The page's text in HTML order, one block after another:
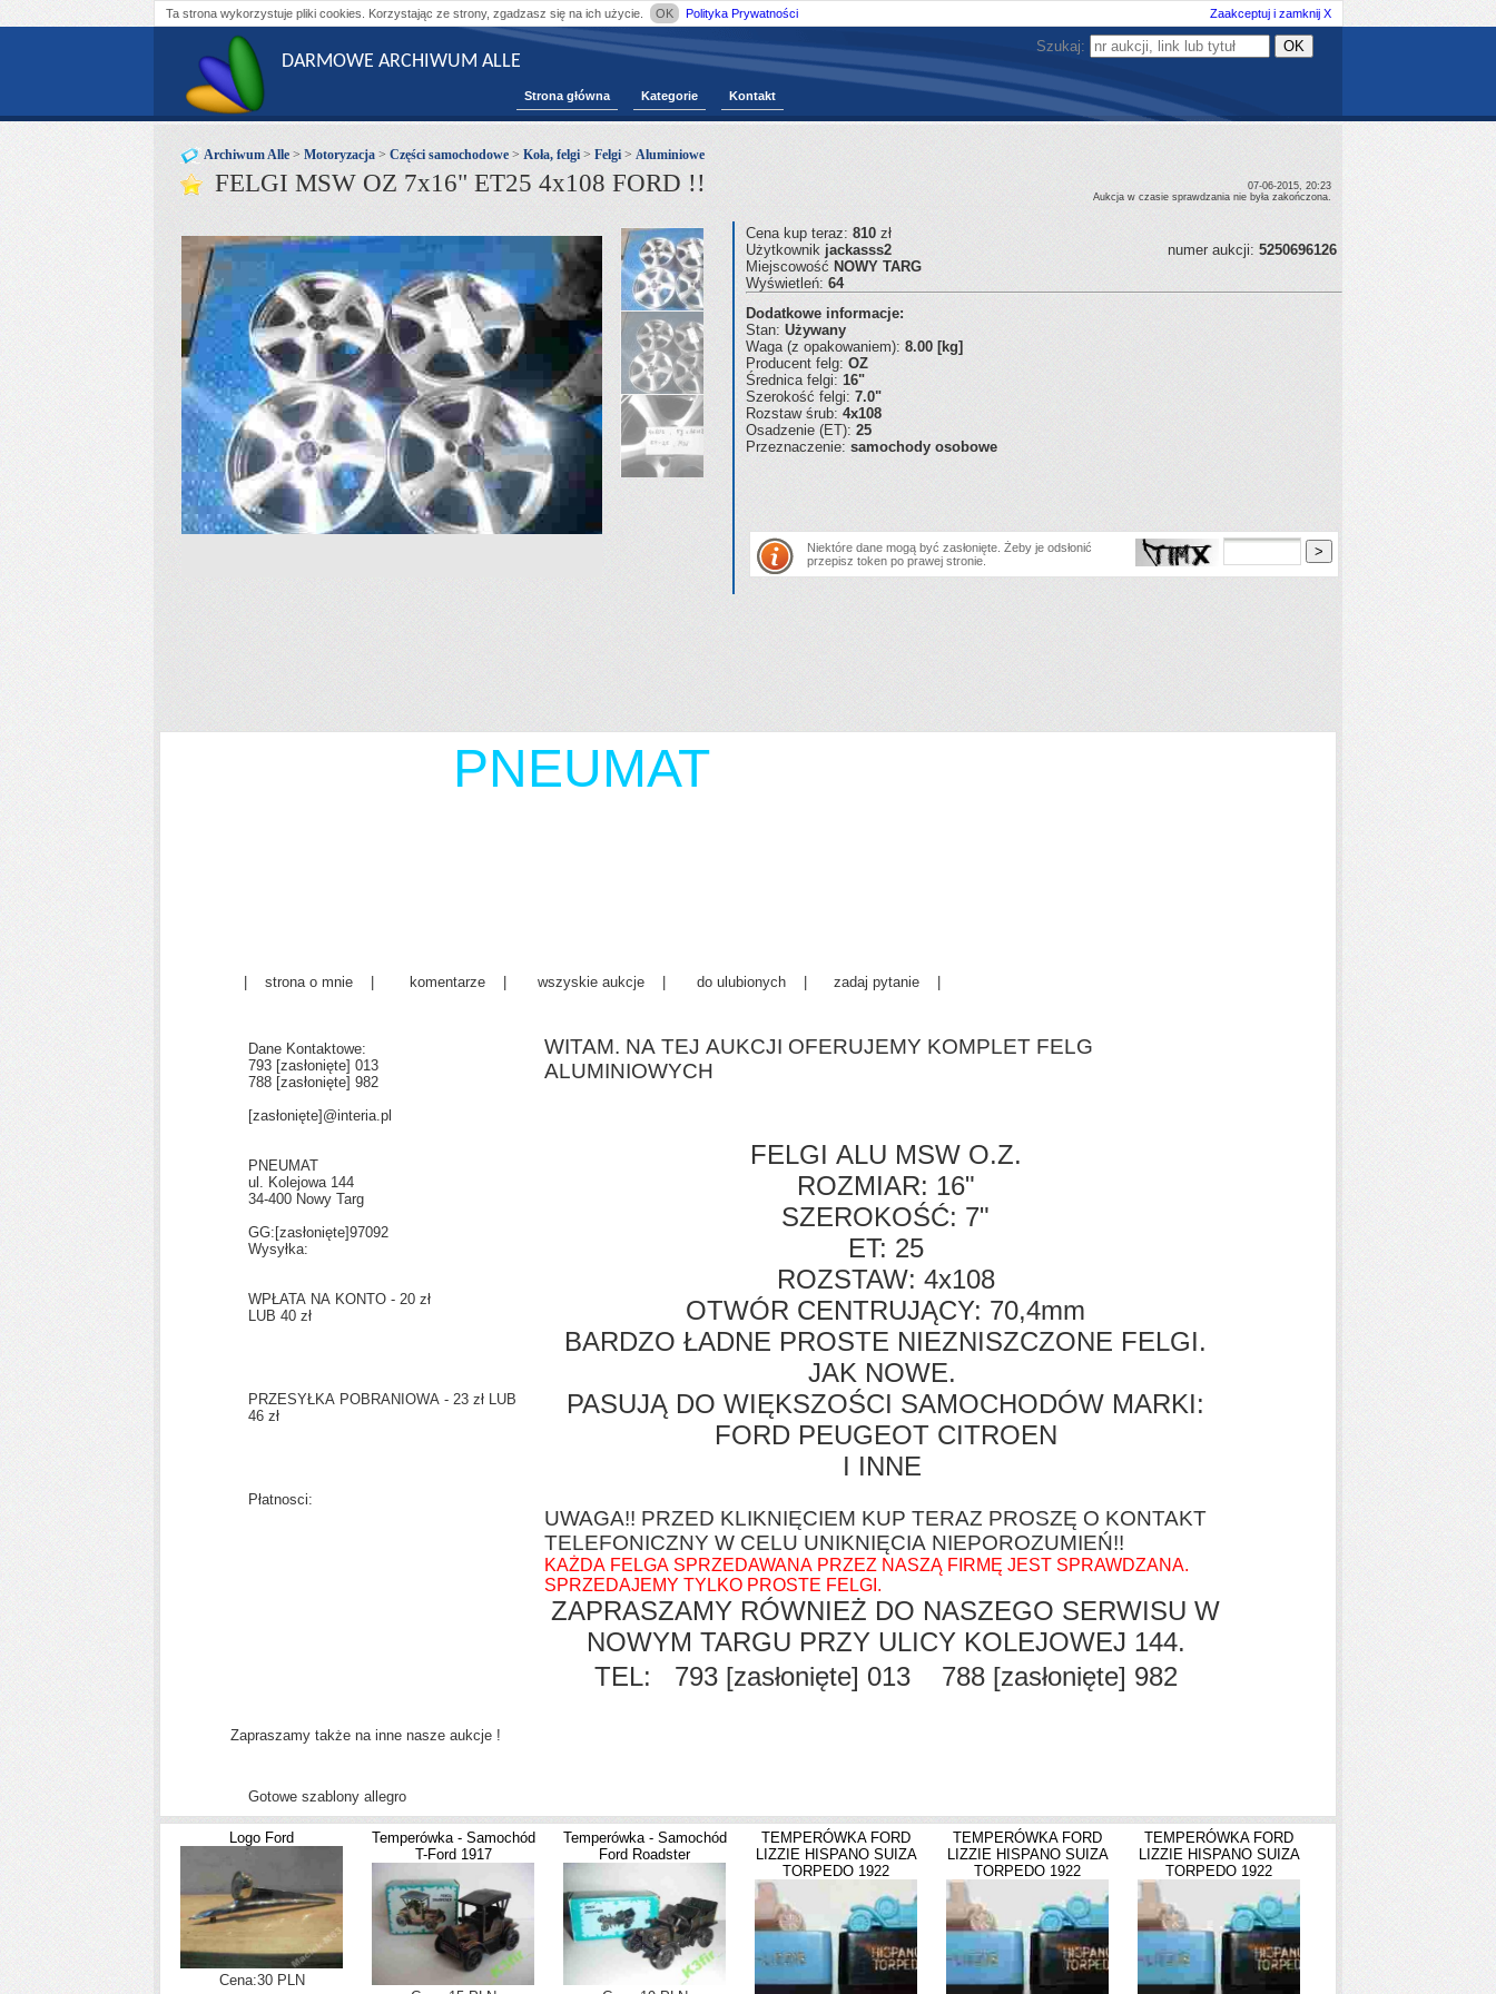
Ta strona wykorzystuje pliki cookies. Korzystając ze strony, zgadzasz się na ich użycie. OK Polityka Prywatności Zaakceptuj i zamknij X
DARMOWE ARCHIWUM ALLE
Strona główna Kategorie Kontakt
Szukaj:
Archiwum Alle > Motoryzacja > Części samochodowe > Koła, felgi > Felgi > Aluminiowe
FELGI MSW OZ 7x16" ET25 4x108 FORD !!
07-06-2015, 20:23
Aukcja w czasie sprawdzania nie była zakończona.
Cena kup teraz: 810 zł
Użytkownik jackasss2 numer aukcji: 5250696126
Miejscowość NOWY TARG
Wyświetleń: 64
Dodatkowe informacje:
Stan: Używany
Waga (z opakowaniem): 8.00 [kg]
Producent felg: OZ
Średnica felgi: 16"
Szerokość felgi: 7.0"
Rozstaw śrub: 4x108
Osadzenie (ET): 25
Przeznaczenie: samochody osobowe
Niektóre dane mogą być zasłonięte. Żeby je odsłonić
przepisz token po prawej stronie.
PNEUMAT
| strona o mnie | komentarze | wszyskie aukcje | do ulubionych | zadaj pytanie |
Dane Kontaktowe:
793 [zasłonięte] 013
788 [zasłonięte] 982
[zasłonięte] @interia.pl
PNEUMAT
ul. Kolejowa 144
34-400 Nowy Targ
GG: [zasłonięte]97092
Wysyłka:
WPŁATA NA KONTO - 20 zł
LUB 40 zł
PRZESYŁKA POBRANIOWA - 23 zł LUB
46 zł
Płatnosci:
WITAM. NA TEJ AUKCJI OFERUJEMY KOMPLET FELG
ALUMINIOWYCH
FELGI ALU MSW O.Z.
ROZMIAR: 16"
SZEROKOŚĆ: 7"
ET: 25
ROZSTAW: 4x108
OTWÓR CENTRUJĄCY: 70,4mm
BARDZO ŁADNE PROSTE NIEZNISZCZONE FELGI.
JAK NOWE.
PASUJĄ DO WIĘKSZOŚCI SAMOCHODÓW MARKI:
FORD PEUGEOT CITROEN
I INNE
UWAGA!! PRZED KLIKNIĘCIEM KUP TERAZ PROSZĘ O KONTAKT
TELEFONICZNY W CELU UNIKNIĘCIA NIEPOROZUMIEŃ!!
KAŻDA FELGA SPRZEDAWANA PRZEZ NASZĄ FIRMĘ JEST SPRAWDZANA.
SPRZEDAJEMY TYLKO PROSTE FELGI.
ZAPRASZAMY RÓWNIEŻ DO NASZEGO SERWISU W
NOWYM TARGU PRZY ULICY KOLEJOWEJ 144.
TEL: 793 [zasłonięte] 013 788 [zasłonięte] 982
Zapraszamy także na inne nasze aukcje !
Gotowe szablony allegro
Logo Ford
Cena:30 PLN
Temperówka - Samochód
T-Ford 1917
Temperówka - Samochód
Ford Roadster
TEMPERÓWKA FORD
LIZZIE HISPANO SUIZA
TORPEDO 1922
TEMPERÓWKA FORD
LIZZIE HISPANO SUIZA
TORPEDO 1922
TEMPERÓWKA FORD
LIZZIE HISPANO SUIZA
TORPEDO 1922